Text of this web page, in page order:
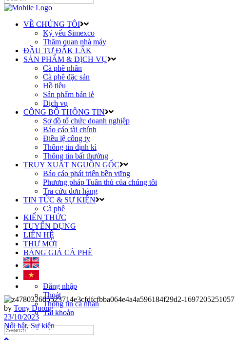
VỀ CHÚNG TÔI
Kỷ yếu Simexco
Thăm quan nhà máy
ĐẦU TƯ ĐẮK LẮK
SẢN PHẨM & DỊCH VỤ
Cà phê nhân
Cà phê đặc sản
Hồ tiêu
Sản phẩm bán lẻ
Dịch vụ
CÔNG BỐ THÔNG TIN
Sơ đồ tổ chức doanh nghiệp
Báo cáo tài chính
Điều lệ công ty
Thông tin định kì
Thông tin bất thường
TRUY XUẤT NGUỒN GỐC
Báo cáo phát triển bền vững
Phương pháp Tuân thủ của chúng tôi
Tra cứu đơn hàng
TIN TỨC & SỰ KIỆN
Cà phê
KIẾN THỨC
TUYỂN DỤNG
LIÊN HỆ
THƯ MỜI
BẢNG GIÁ CÀ PHÊ
Đăng nhập
Thoát
Thông tin cá nhân
Tài khoản
by Tony Duong
23/10/2023
Nổi bật,Sự kiện